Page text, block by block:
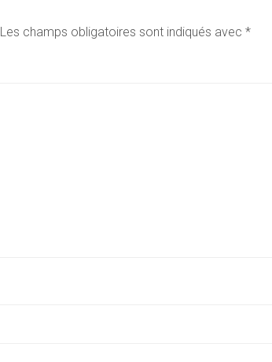
Les champs obligatoires sont indiqués avec *